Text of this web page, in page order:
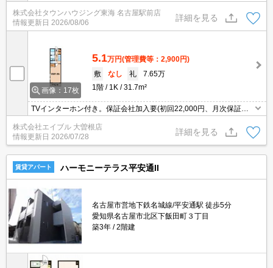
などお気軽にお問い合わせください。
株式会社タウンハウジング東海 名古屋駅前店
情報更新日 2026/08/06
詳細を見る
画像：17枚
5.1万円(管理費等：2,900円)
敷
なし 礼
7.65万
1階
1K 31.7m²
TVインターホン付き。保証会社加入要(初回22,000円、月次保証料
2.2%)。
株式会社エイブル 大曽根店
情報更新日 2026/07/28
詳細を見る
賃貸アパート ハーモニーテラス平安通II
名古屋市営地下鉄名城線/平安通駅 徒歩5分
愛知県名古屋市北区下飯田町３丁目
築3年
2階建